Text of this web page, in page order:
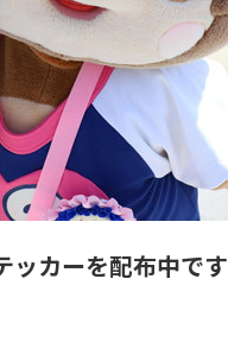
カーを配布中です